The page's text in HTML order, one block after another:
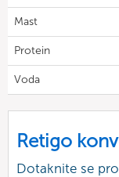
Mast
Protein
Voda
Retigo
Dotaknite se